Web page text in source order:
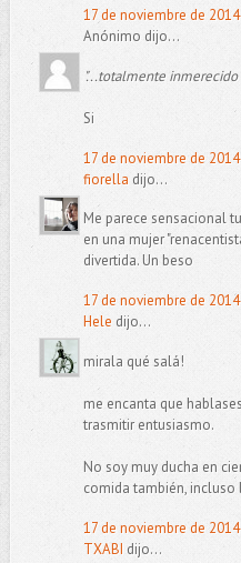
17 de noviembre de
Anónimo dijo...
"...totalmente inmerecido
Si
17 de noviembre de
fiorella dijo...
Me parece sensacional
en una mujer
divertida. Un beso
17 de noviembre de
Hele dijo...
mirala qué salá!
me encanta que
trasmitir entusiasmo.
No soy muy ducha en
comida también, incluso
17 de noviembre de
TXABI dijo...